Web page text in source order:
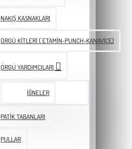
NAKIŞ KASNAKLARI
ÖRGÜ KITLERI ( ETAMIN-PUNCH-KANAVIÇE)
ÖRGÜ YARDIMCILARI
İĞNELER
PATIK TABANLARI
PULLAR